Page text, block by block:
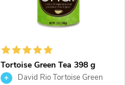
Tortoise Green Tea 398 g
David RioDavid Rio Tortoise Green